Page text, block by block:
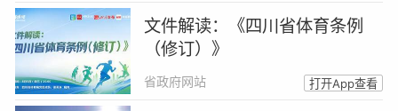
文件解读：《四川省体育条例
（修订）》
省政府网站 打开App查看